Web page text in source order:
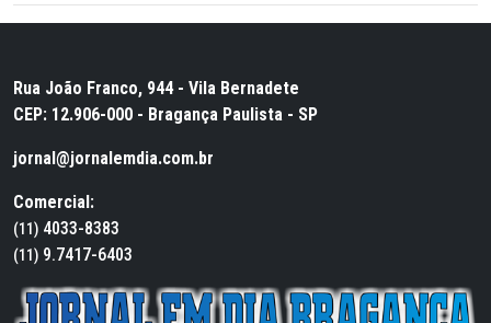
Rua João Franco, 944 - Vila Bernadete
CEP: 12.906-000 - Bragança Paulista - SP
jornal@jornalemdia.com.br
Comercial:
(11) 4033-8383
(11) 9.7417-6403